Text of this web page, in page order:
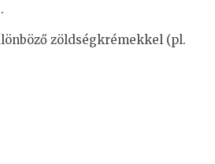
zöldségkrémekkel (pl.